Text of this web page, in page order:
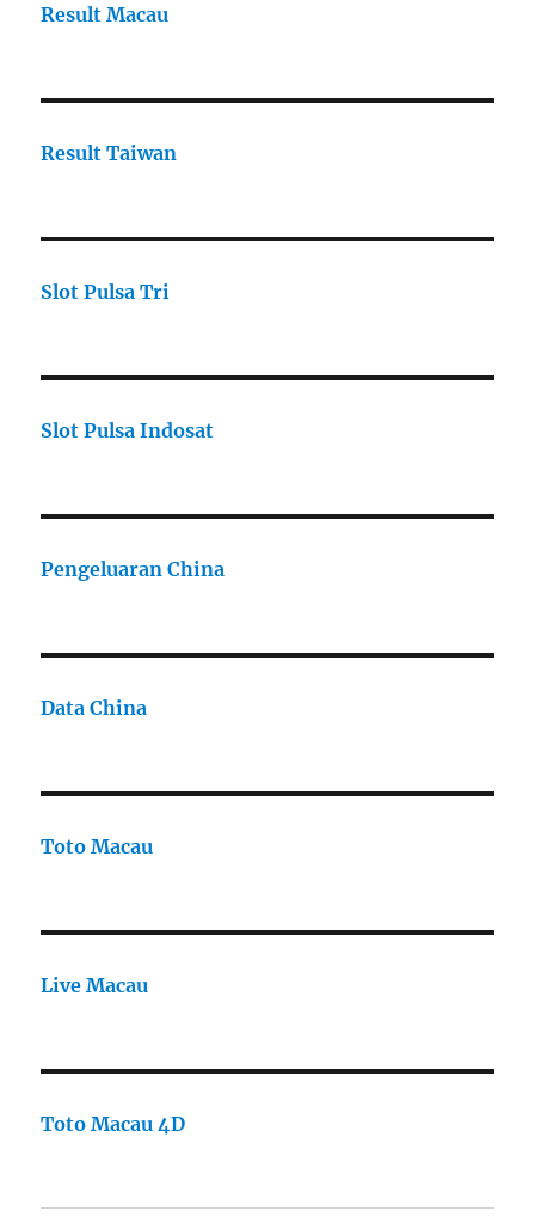
Result Macau
Result Taiwan
Slot Pulsa Tri
Slot Pulsa Indosat
Pengeluaran China
Data China
Toto Macau
Live Macau
Toto Macau 4D